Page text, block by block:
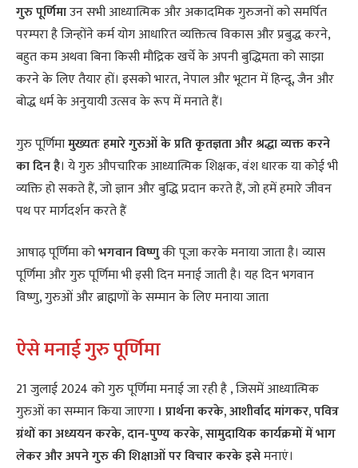
गुरु पूर्णिमाउन सभी आध्यात्मिक और अकादमिक गुरुजनों को समर्पित
परम्परा है जिन्होंने कर्म योग आधारित व्यक्तित्व विकास और प्रबुद्ध करने,
बहुत कम अथवा बिना किसी मौद्रिक खर्चे के अपनी बुद्धिमता को साझा
करने के लिए तैयार हों। इसको भारत, नेपाल और भूटान में हिन्दू, जैन और
बोद्ध धर्म के अनुयायी उत्सव के रूप में मनाते हैं।
गुरु पूर्णिमामुख्यतः हमारे गुरुओं के प्रति कृतज्ञता और श्रद्धा व्यक्त करने
का दिन है। ये गुरु औपचारिक आध्यात्मिक शिक्षक, वंश धारक या कोई भी
व्यक्ति हो सकते हैं, जो ज्ञान और बुद्धि प्रदान करते हैं, जो हमें हमारे जीवन
पथ पर मार्गदर्शन करते हैं
आषाढ़ पूर्णिमा कोभगवान विष्णुकी पूजा करके मनाया जाता है। व्यास
पूर्णिमा और गुरु पूर्णिमा भी इसी दिन मनाई जाती है। यह दिन भगवान
विष्णु, गुरुओं और ब्राह्मणों के सम्मान के लिए मनाया जाता
ऐसे मनाई गुरु पूर्णिमा
21 जुलाई 2024 को गुरु पूर्णिमा मनाई जा रही है , जिसमें आध्यात्मिक
गुरुओं का सम्मान किया जाएगा । प्रार्थना करके, आशीर्वाद मांगकर, पवित्र
ग्रंथों का अध्ययन करके, दान-पुण्य करके, सामुदायिक कार्यक्रमों में भाग
लेकर और अपने गुरु की शिक्षाओं पर विचार करके इसेमनाएं।